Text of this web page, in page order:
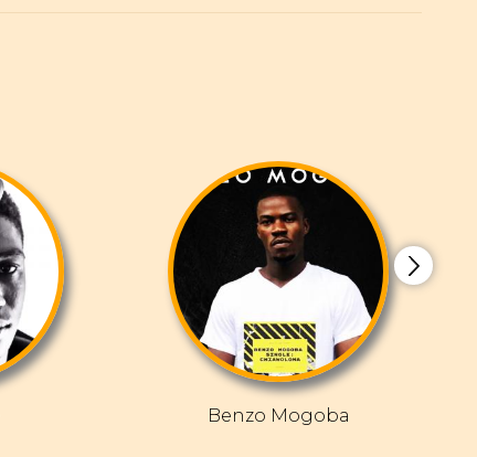
Benzo Mogoba